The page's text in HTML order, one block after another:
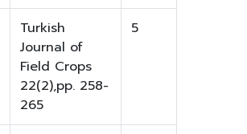
Turkish
Journal of
Field Crops
22(2),pp. 258-
265
5